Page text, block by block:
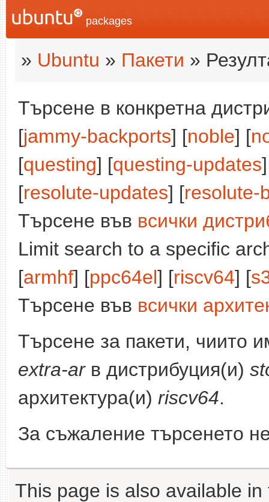
packages
» Ubuntu » Пакети »
Търсене в конкретна
[jammy-backports] [noble] [
[questing] [questing-updates
[resolute-updates] [resolute-
Търсене във всички
Limit search to a specific
[armhf] [ppc64el] [riscv64] [
Търсене във всички
Търсене за пакети, чиито
extra-arв дистрибуция(и)
архитектура(и) riscv64.
За съжаление търсенето
This page is also available